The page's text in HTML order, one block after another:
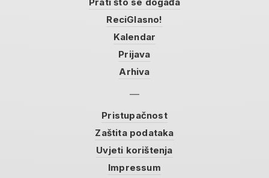
ReciGlasno!
Kalendar
Prijava
Arhiva
Pristupačnost
Zaštita podataka
Uvjeti korištenja
Impressum